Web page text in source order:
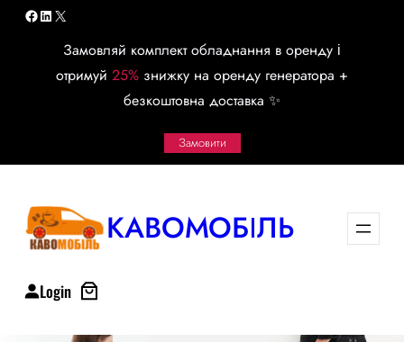
Перейти
содержимому
Facebook
LinkedIn
X
Замовляй комплект обладнання в оренду і
отримуй 25% знижку на оренду генератора +
безкоштовна доставка ✨
Замовити
КАВОМОБІЛЬ
Login